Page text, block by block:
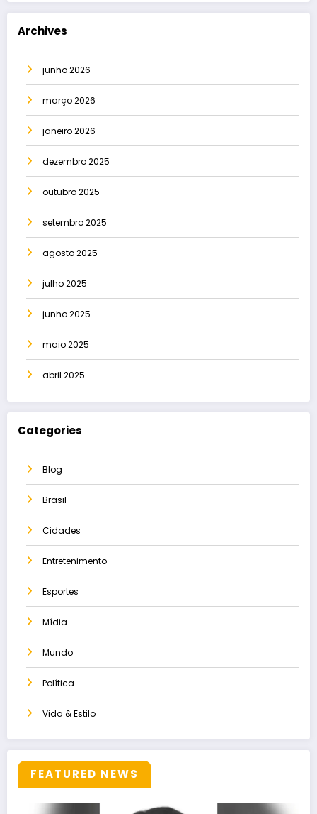
Archives
junho 2026
março 2026
janeiro 2026
dezembro 2025
outubro 2025
setembro 2025
agosto 2025
julho 2025
junho 2025
maio 2025
abril 2025
Categories
Blog
Brasil
Cidades
Entretenimento
Esportes
Mídia
Mundo
Política
Vida & Estilo
FEATURED NEWS